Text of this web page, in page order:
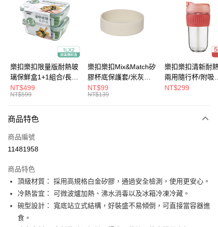
Apple Pay
街口支付
大哥付你分期
相關說明
【大哥付你分期使用說明】
1.本服務由台灣大哥大提供，台灣大哥大用戶可立即使用無須另外申請。
成交易。
4.訂單成立30分鐘內，如未前往確認交易或遇審核未通過，訂單將自動取
消。如遇「轉專審核」未通過狀況，表示未達大哥付你分期系統評分，恕無
1.分期款項不併入電信帳單，「大哥付你分期」於每月結算日後寄送繳費提
醒簡訊。
2.透過簡訊連結打開帳單後，可選擇「超商條碼／台灣大直營門市／銀行轉
帳／街口支付／iPASS MONEY」等通路繳費。
【注意事項】
1.本服務係由「台灣大哥大股份有限公司」（以下簡稱本公司）所提供，讓
ATM付款
運送方式
付款後全家取貨
每筆NT$80，滿NT$888(含以上)免運費
每筆NT$80，滿NT$888(含以上)免運費
宅配
每筆NT$120，滿NT$1,000(含以上)免運費
樂扣樂扣限量版耐熱玻
璃保鮮盒1+1組合/長方
形/1L(LLG445KKSP2-
01)
NT$499
NT$599
樂扣樂扣Mix&Match矽
膠杯底保護套/米灰
(BOTTOM-
LHC4343BEG)
NT$99
NT$139
樂扣樂扣清新耐
兩用隨行杯/附吸
管/500ml/粉
NT$299
商品特色
商品編號
11481958
商品特色
頂級材質： 採用高規格白金矽膠，通過安全檢測，使用更安心。
冷熱皆宜： 可微波爐加熱、沸水消毒以及冰箱冷凍冷藏。
碗型設計： 寬底站立式結構，好裝盛不易傾倒，可直接當容器進
食。